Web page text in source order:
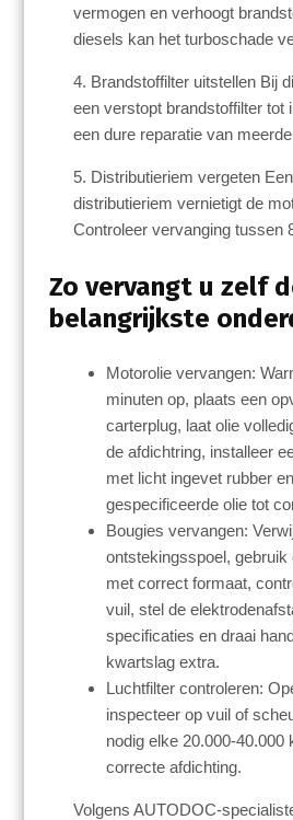
vermogen en verhoogt
diesels kan het turboschade
4. Brandstoffilter uitstellen Bij
een verstopt brandstoffilter tot
een dure reparatie van
5. Distributieriem vergeten
distributieriem vernietigt de
Controleer vervanging tussen
Zo vervangt u zelf
belangrijkste
Motorolie vervangen:
minuten op, plaats een
carterplug, laat olie
de afdichtring, installeer
met licht ingevet rubber
gespecificeerde olie tot
Bougies vervangen:
ontstekingsspoel, gebruik
met correct formaat,
vuil, stel de
specificaties en draai
kwartslag extra.
Luchtfilter controleren:
inspecteer op vuil of
nodig elke 20.000-40.000
correcte afdichting.
Volgens AUTODOC-